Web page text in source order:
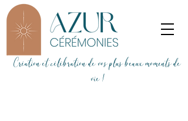
Création et célébration de vos plus beaux moments de
vie !